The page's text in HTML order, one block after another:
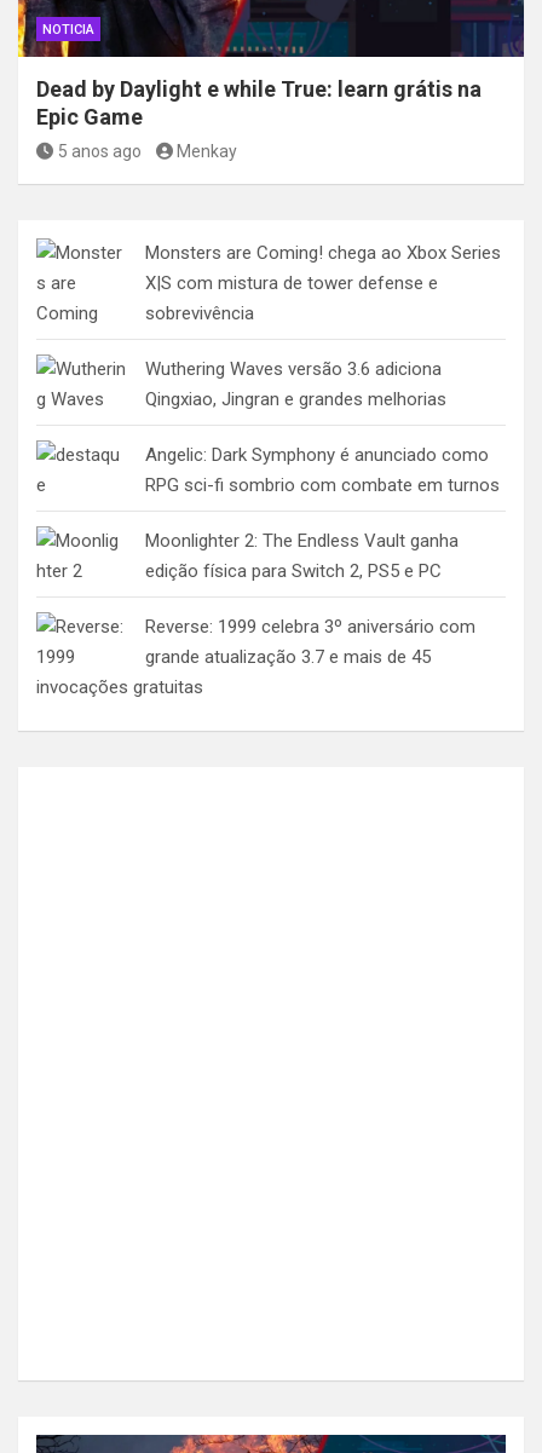
NOTICIA
Dead by Daylight e while True: learn grátis na
Epic Game
5 anos ago Menkay
Monsters are Coming! chega ao Xbox Series
X|S com mistura de tower defense e
sobrevivência
Wuthering Waves versão 3.6 adiciona
Qingxiao, Jingran e grandes melhorias
Angelic: Dark Symphony é anunciado como
RPG sci-fi sombrio com combate em turnos
Moonlighter 2: The Endless Vault ganha
edição física para Switch 2, PS5 e PC
Reverse: 1999 celebra 3º aniversário com
grande atualização 3.7 e mais de 45
invocações gratuitas